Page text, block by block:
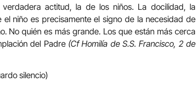
actitud, la de los niños. La docilidad, la
niño es precisamente el signo de la necesidad de
No quién es más grande. Los que están más cerca
del Padre (Cf Homilía de S.S. Francisco, 2 de
silencio)